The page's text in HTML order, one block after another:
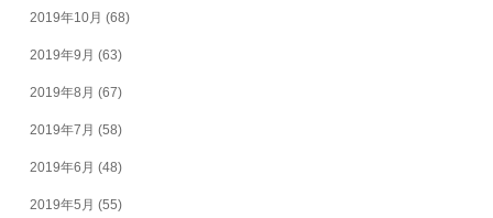
2019年10月 (68)
2019年9月 (63)
2019年8月 (67)
2019年7月 (58)
2019年6月 (48)
2019年5月 (55)